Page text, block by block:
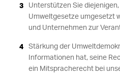
Unterstützen Sie
Umweltgesetze umgesetzt
und Unternehmen zur
Stärkung der
Informationen hat, seine
ein Mitspracherecht bei